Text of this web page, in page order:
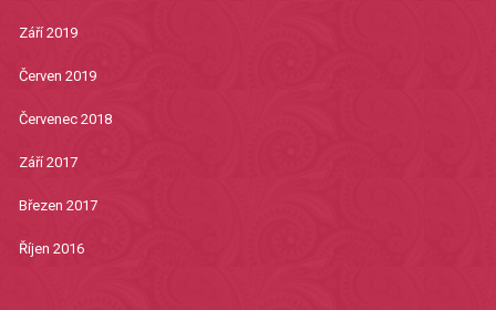
Září 2019
Červen 2019
Červenec 2018
Září 2017
Březen 2017
Říjen 2016